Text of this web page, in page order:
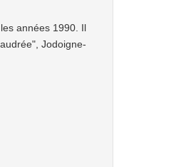
années 1990. Il
Jodoigne-